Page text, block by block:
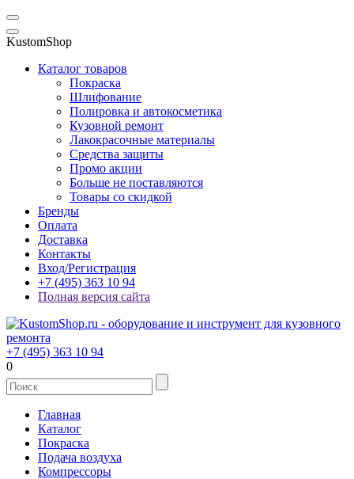
KustomShop
Каталог товаров
Покраска
Шлифование
Полировка и автокосметика
Кузовной ремонт
Лакокрасочные материалы
Средства защиты
Промо акции
Больше не поставляются
Товары со скидкой
Бренды
Оплата
Доставка
Контакты
Вход/Регистрация
+7 (495) 363 10 94
Полная версия сайта
+7 (495) 363 10 94
0
Главная
Каталог
Покраска
Подача воздуха
Компрессоры